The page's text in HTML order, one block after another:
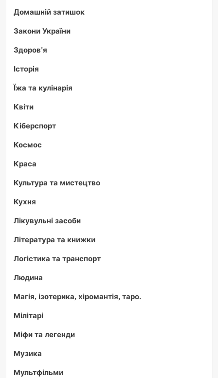
Домашній затишок
Закони України
Здоров'я
Історія
Їжа та кулінарія
Квіти
Кіберспорт
Космос
Краса
Культура та мистецтво
Кухня
Лікувульні засоби
Література та книжки
Логістика та транспорт
Людина
Магія, ізотерика, хіромантія, таро.
Мілітарі
Міфи та легенди
Музика
Мультфільми